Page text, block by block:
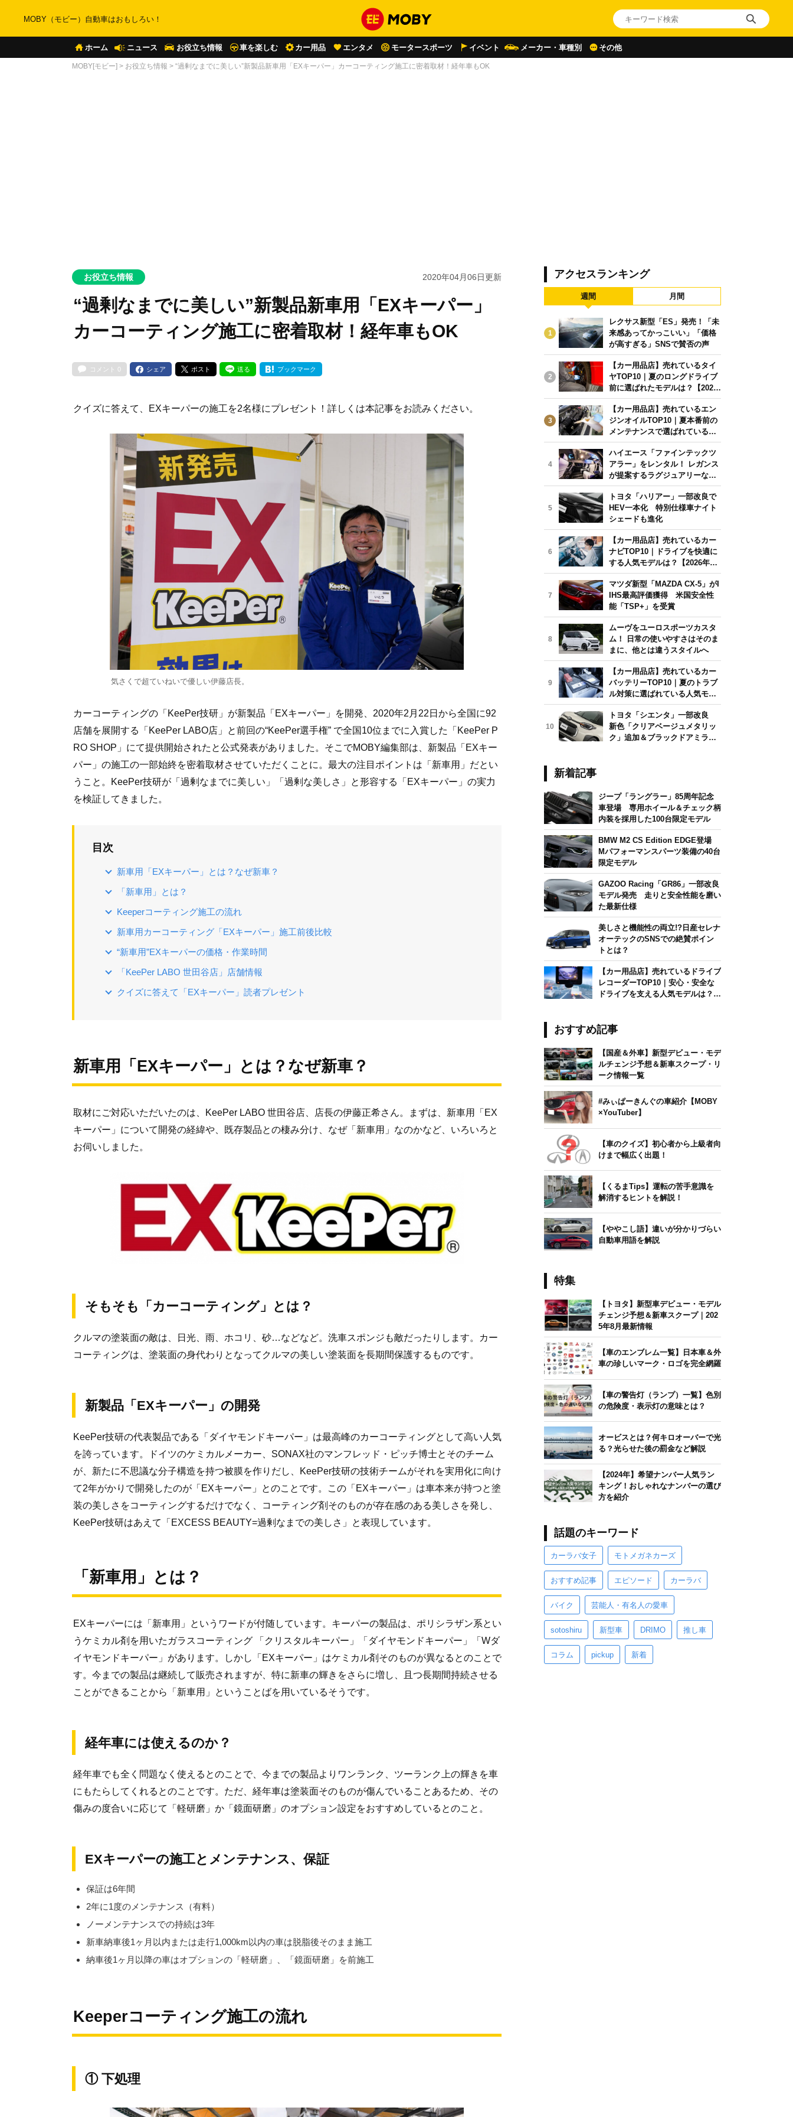
MOBY（モビー）自動車はおもしろい！
ホーム ニュース お役立ち情報 車を楽しむ カー用品 エンタメ モータースポーツ イベント メーカー・車種別 その他
MOBY[モビー] > お役立ち情報 > “過剰なまでに美しい”新製品新車用「EXキーパー」カーコーティング施工に密着取材！経年車もOK
お役立ち情報 2020年04月06日更新
“過剰なまでに美しい”新製品新車用「EXキーパー」
カーコーティング施工に密着取材！経年車もOK
コメント 0 シェア ポスト 送る ブックマーク
クイズに答えて、EXキーパーの施工を2名様にプレゼント！詳しくは本記事をお読みください。
気さくで超ていねいで優しい伊藤店長。
カーコーティングの「KeePer技研」が新製品「EXキーパー」を開発、2020年2月22日から全国に92
店舗を展開する「KeePer LABO店」と前回の“KeePer選手権” で全国10位までに入賞した「KeePer P
RO SHOP」にて提供開始されたと公式発表がありました。そこでMOBY編集部は、新製品「EXキー
パー」の施工の一部始終を密着取材させていただくことに。最大の注目ポイントは「新車用」だとい
うこと。KeePer技研が「過剰なまでに美しい」「過剰な美しさ」と形容する「EXキーパー」の実力
を検証してきました。
目次
新車用「EXキーパー」とは？なぜ新車？
「新車用」とは？
Keeperコーティング施工の流れ
新車用カーコーティング「EXキーパー」施工前後比較
“新車用”EXキーパーの価格・作業時間
「KeePer LABO 世田谷店」店舗情報
クイズに答えて「EXキーパー」読者プレゼント
新車用「EXキーパー」とは？なぜ新車？
取材にご対応いただいたのは、KeePer LABO 世田谷店、店長の伊藤正希さん。まずは、新車用「EX
キーパー」について開発の経緯や、既存製品との棲み分け、なぜ「新車用」なのかなど、いろいろと
お伺いしました。
そもそも「カーコーティング」とは？
クルマの塗装面の敵は、日光、雨、ホコリ、砂…などなど。洗車スポンジも敵だったりします。カー
コーティングは、塗装面の身代わりとなってクルマの美しい塗装面を長期間保護するものです。
新製品「EXキーパー」の開発
KeePer技研の代表製品である「ダイヤモンドキーパー」は最高峰のカーコーティングとして高い人気
を誇っています。ドイツのケミカルメーカー、SONAX社のマンフレッド・ピッチ博士とそのチーム
が、新たに不思議な分子構造を持つ被膜を作りだし、KeePer技研の技術チームがそれを実用化に向け
て2年がかりで開発したのが「EXキーパー」とのことです。この「EXキーパー」は車本来が持つと塗
装の美しさをコーティングするだけでなく、コーティング剤そのものが存在感のある美しさを発し、
KeePer技研はあえて「EXCESS BEAUTY=過剰なまでの美しさ」と表現しています。
「新車用」とは？
EXキーパーには「新車用」というワードが付随しています。キーパーの製品は、ポリシラザン系とい
うケミカル剤を用いたガラスコーティング 「クリスタルキーパー」「ダイヤモンドキーパー」「Wダ
イヤモンドキーパー」があります。しかし「EXキーパー」はケミカル剤そのものが異なるとのことで
す。今までの製品は継続して販売されますが、特に新車の輝きをさらに増し、且つ長期間持続させる
ことができることから「新車用」ということばを用いているそうです。
経年車には使えるのか？
経年車でも全く問題なく使えるとのことで、今までの製品よりワンランク、ツーランク上の輝きを車
にもたらしてくれるとのことです。ただ、経年車は塗装面そのものが傷んでいることあるため、その
傷みの度合いに応じて「軽研磨」か「鏡面研磨」のオプション設定をおすすめしているとのこと。
EXキーパーの施工とメンテナンス、保証
保証は6年間
2年に1度のメンテナンス（有料）
ノーメンテナンスでの持続は3年
新車納車後1ヶ月以内または走行1,000km以内の車は脱脂後そのまま施工
納車後1ヶ月以降の車はオプションの「軽研磨」、「鏡面研磨」を前施工
Keeperコーティング施工の流れ
① 下処理
アクセスランキング
週間 月間
1
レクサス新型「ES」発売！「未
来感あってかっこいい」「価格
が高すぎる」SNSで賛否の声
2
【カー用品店】売れているタイ
ヤTOP10｜夏のロングドライブ
前に選ばれたモデルは？【2026
年6月版】
3
【カー用品店】売れているエン
ジンオイルTOP10｜夏本番前の
メンテナンスで選ばれている人
気モデルは？【2026年6月版】
4
ハイエース「ファインテックツ
アラー」をレンタル！ レガンス
が提案するラグジュアリーな移
動体験
5
トヨタ「ハリアー」一部改良で
HEV一本化 特別仕様車ナイト
シェードも進化
6
【カー用品店】売れているカー
ナビTOP10｜ドライブを快適に
する人気モデルは？【2026年6
月版】
7
マツダ新型「MAZDA CX-5」がI
IHS最高評価獲得 米国安全性
能「TSP+」を受賞
8
ムーヴをユーロスポーツカスタ
ム！ 日常の使いやすさはそのま
まに、他とは違うスタイルへ
9
【カー用品店】売れているカー
バッテリーTOP10｜夏のトラブ
ル対策に選ばれている人気モデ
ルは？【2026年6月版】
10
トヨタ「シエンタ」一部改良
新色「クリアベージュメタリッ
ク」追加＆ブラックドアミラー
新着記事
ジープ「ラングラー」85周年記念
車登場 専用ホイール＆チェック柄
内装を採用した100台限定モデル
BMW M2 CS Edition EDGE登場
Mパフォーマンスパーツ装備の40台
限定モデル
GAZOO Racing「GR86」一部改良
モデル発売 走りと安全性能を磨い
た最新仕様
美しさと機能性の両立!?日産セレナ
オーテックのSNSでの絶賛ポイン
トとは？
【カー用品店】売れているドライブ
レコーダーTOP10｜安心・安全な
ドライブを支える人気モデルは？
おすすめ記事
【国産＆外車】新型デビュー・モデ
ルチェンジ予想＆新車スクープ・リ
ーク情報一覧
#みぃぱーきんぐの車紹介【MOBY
×YouTuber】
【車のクイズ】初心者から上級者向
けまで幅広く出題！
【くるまTips】運転の苦手意識を
解消するヒントを解説！
【ややこし語】違いが分かりづらい
自動車用語を解説
特集
【トヨタ】新型車デビュー・モデル
チェンジ予想＆新車スクープ｜202
5年8月最新情報
【車のエンブレム一覧】日本車＆外
車の珍しいマーク・ロゴを完全網羅
【車の警告灯（ランプ）一覧】色別
の危険度・表示灯の意味とは？
オービスとは？何キロオーバーで光
る？光らせた後の罰金など解説
【2024年】希望ナンバー人気ラン
キング！おしゃれなナンバーの選び
方を紹介
話題のキーワード
カーラバ女子 モトメガネカーズ
おすすめ記事 エピソード カーラバ
バイク 芸能人・有名人の愛車
sotoshiru 新型車 DRIMO 推し車
コラム pickup 新着